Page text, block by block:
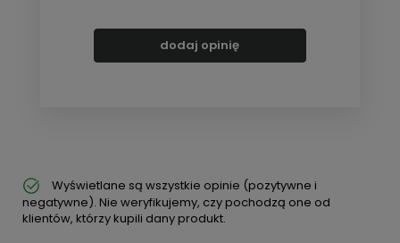
dodaj opinię
Wyświetlane są wszystkie opinie (pozytywne i
negatywne). Nie weryfikujemy, czy pochodzą one od
klientów, którzy kupili dany produkt.